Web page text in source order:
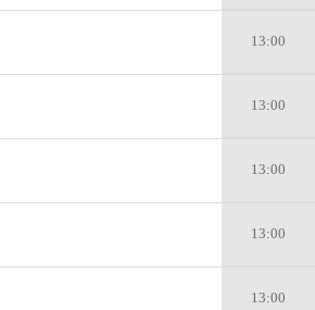
13:00
13:00
13:00
13:00
13:00